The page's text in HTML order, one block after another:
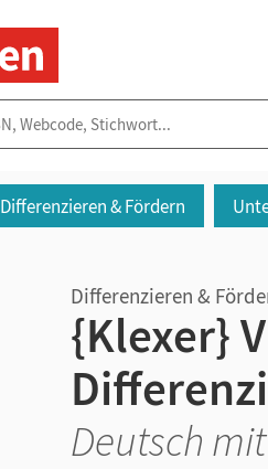
Differenzieren & Fördern
Differenzieren &
{Klexer}
Deutsch